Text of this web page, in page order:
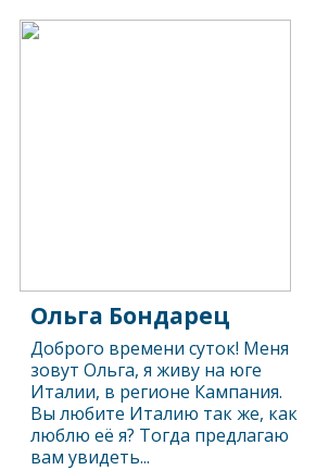
Ольга Бондарец
Доброго времени суток! Меня
зовут Ольга, я живу на юге
Италии, в регионе Кампания.
Вы любите Италию так же, как
люблю её я? Тогда предлагаю
вам увидеть...